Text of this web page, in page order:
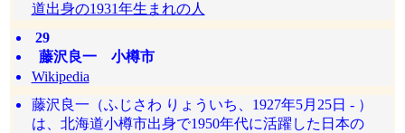
道出身の1931年生まれの人
29
藤沢良一 小樽市
Wikipedia
藤沢良一（ふじさわ りょういち、1927年5月25日 - ）
は、北海道小樽市出身で1950年代に活躍した日本の